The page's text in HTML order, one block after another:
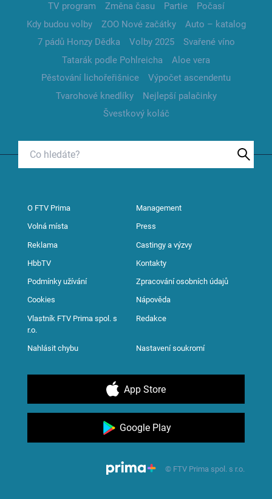
TV program
Změna času Partie
Počasí
Kdy budou volby
ZOO Nové začátky
Auto – katalog
7 pádů Honzy Dědka
Volby 2025
Svařené víno
Tatarák podle Pohlreicha
Aloe vera
Pěstování lichořeřišnice
Výpočet ascendentu
Tvarohové knedlíky
Nejlepší palačinky
Švestkový koláč
O FTV Prima Management
Volná místa Press
Reklama Castingy a výzvy
HbbTV Kontakty
Podmínky užívání Zpracování osobních údajů
Cookies Nápověda
Vlastník FTV Prima spol. s
r.o.
Redakce
Nahlásit chybu Nastavení soukromí
App Store
Google Play
© FTV Prima spol. s r.o.